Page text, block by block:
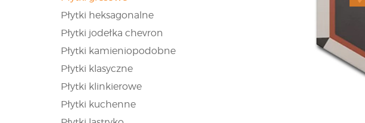
Płytki heksagonalne
Płytki jodełka chevron
Płytki kamieniopodobne
Płytki klasyczne
Płytki klinkierowe
Płytki kuchenne